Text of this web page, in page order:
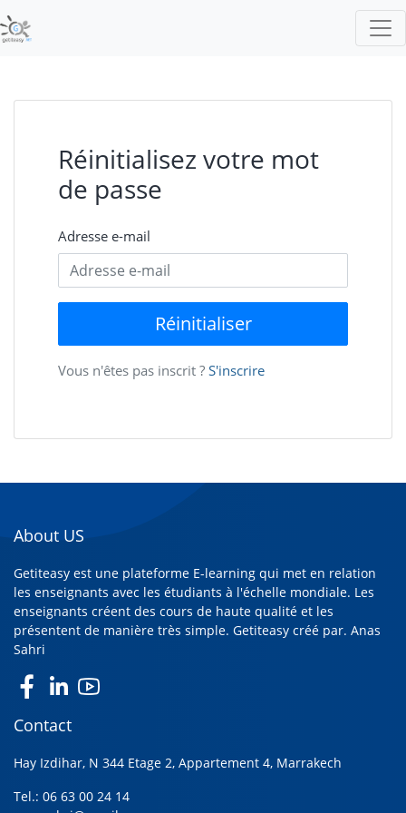
Réinitialisez votre mot
de passe
Adresse e-mail
Réinitialiser
Vous n'êtes pas inscrit ? S'inscrire
About US
Getiteasy est une plateforme E-learning qui met en relation
les enseignants avec les étudiants à l'échelle mondiale. Les
enseignants créent des cours de haute qualité et les
présentent de manière très simple. Getiteasy créé par. Anas
Sahri
Contact
Hay Izdihar, N 344 Etage 2, Appartement 4, Marrakech
Tel.: 06 63 00 24 14